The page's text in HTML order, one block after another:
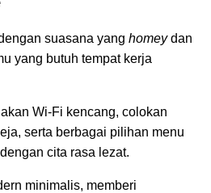
suasana yang homeydan
yang butuh tempat kerja
Wi-Fi kencang, colokan
serta berbagai pilihan menu
cita rasa lezat.
minimalis, memberi